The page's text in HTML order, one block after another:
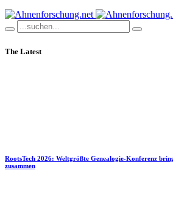
The Latest
RootsTech 2026: Weltgrößte Genealogie-Konferenz
zusammen